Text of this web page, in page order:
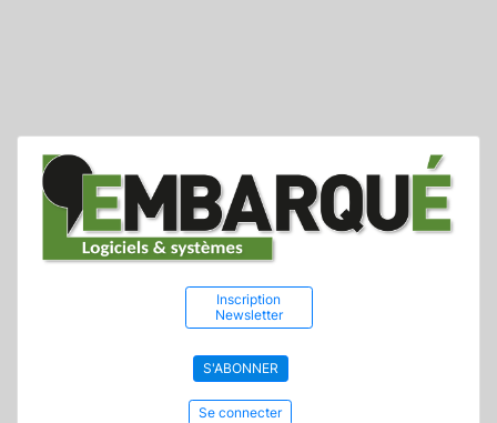
Inscription
Newsletter
S'ABONNER
Se connecter